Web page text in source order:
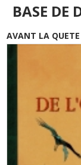
BASE DE
AVANT LA